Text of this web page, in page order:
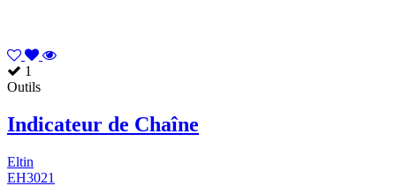
1
Outils
Indicateur de Chaîne
Eltin
EH3021